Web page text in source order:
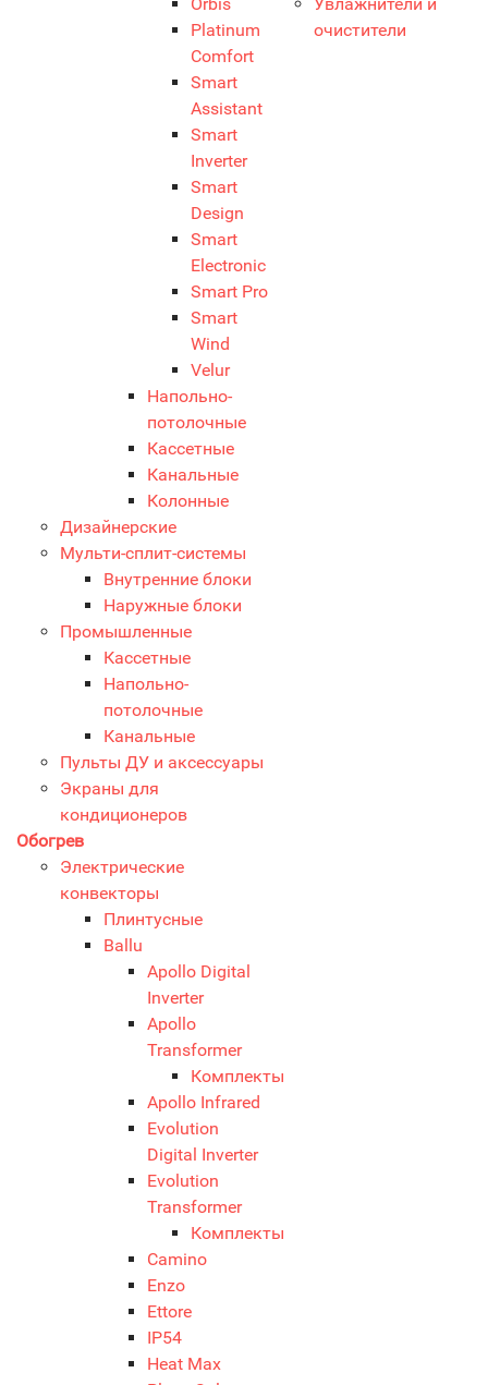
Platinum
Comfort
Smart
Assistant
Smart
Inverter
Smart
Design
Smart
Electronic
Smart Pro
Smart
Wind
Velur
Напольно-
потолочные
Кассетные
Канальные
Колонные
Дизайнерские
Мульти-сплит-системы
Внутренние блоки
Наружные блоки
Промышленные
Кассетные
Напольно-
потолочные
Канальные
Пульты ДУ и аксессуары
Экраны для
кондиционеров
Обогрев
Электрические
конвекторы
Плинтусные
Ballu
Apollo Digital
Inverter
Apollo
Transformer
Комплекты
Apollo Infrared
Evolution
Digital Inverter
Evolution
Transformer
Комплекты
Camino
Enzo
Ettore
IP54
Heat Max
очистители